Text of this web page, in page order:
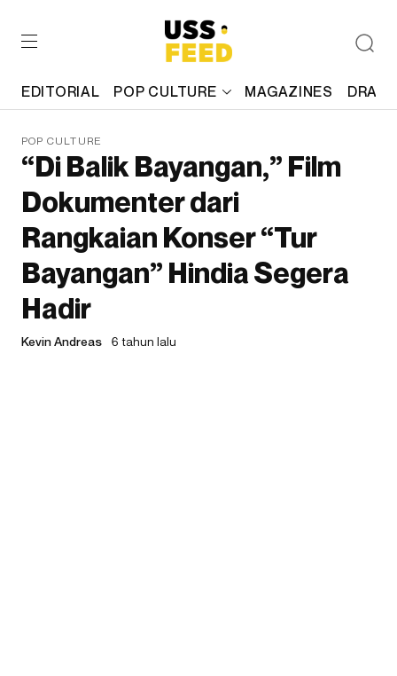
EDITORIAL POP CULTURE MAGAZINES
POP CULTURE
“Di Balik Bayangan,” Film
Dokumenter dari
Rangkaian Konser “Tur
Bayangan” Hindia Segera
Hadir
Kevin Andreas 6 tahun lalu